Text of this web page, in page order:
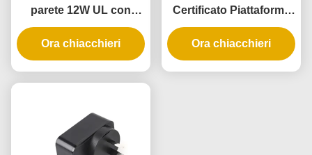
parete 12W UL con
garanzia di 3 anni e
alimentazione AC DC
Ora chiacchieri
Certificato Piattaforma
di alimentazione per
collettori di parete con 3
anni di garanzia
Ora chiacchieri